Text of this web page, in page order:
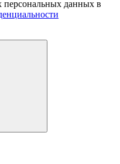
персональных данных в